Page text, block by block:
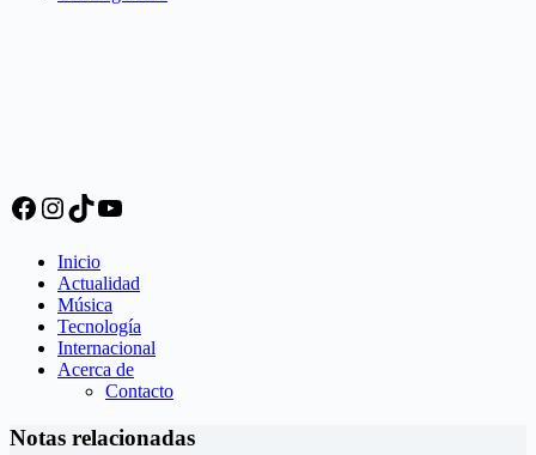
Facebook
Instagram
TikTok
YouTube
Inicio
Actualidad
Música
Tecnología
Internacional
Acerca de
Contacto
Notas relacionadas